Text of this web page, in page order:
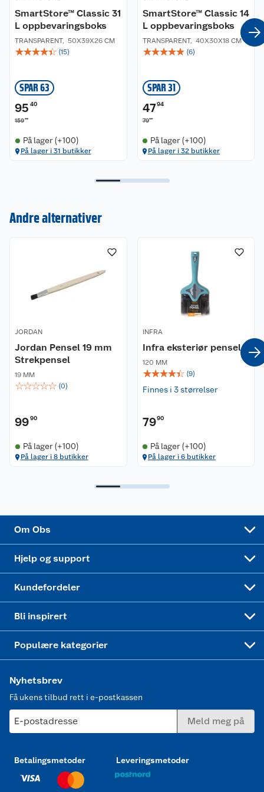
SmartStore™ Classic 31
L oppbevaringsboks
TRANSPARENT, 50X39X26 CM
☆☆☆☆☆ (15)
SPAR 63
95 40
15900
På lager (+100)
På lager i 31 butikker
SmartStore™ Classic 14
L oppbevaringsboks
TRANSPARENT, 40X30X18 CM
☆☆☆☆☆ (6)
SPAR 31
4794
7990
På lager (+100)
På lager i 32 butikker
Andre alternativer
JORDAN
Jordan Pensel 19 mm
Strekpensel
19 MM
☆☆☆☆☆ (0)
9990
På lager (+100)
På lager i 8 butikker
INFRA
Infra eksteriør pensel
120 MM
☆☆☆☆☆ (9)
Finnes i 3 størrelser
7990
På lager (+100)
På lager i 6 butikker
Om Obs
Om oss
Våre butikker
Coop kjeder
Ledige stillinger
Hjelp og support
Kontakt oss
Reklamasjon og garanti
Betalingsalternativer
Leveringsalternativer
Kjøpsvilkår
Kundefordeler
Åpent kjøp
Klikk og hent
Bli inspirert
Festdrakter til hele familien
Populære kategorier
Hagemøbler og utemøbler
Nyhetsbrev
Få ukens tilbud rett i e-postkassen
E-postadresse Meld meg på
Betalingsmetoder Leveringsmetoder